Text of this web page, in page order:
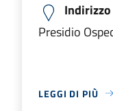
Indirizzo
Presidio
LEGGI DI PIÙ